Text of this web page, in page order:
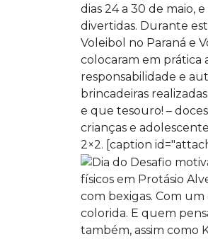
dias 24 a 30 de maio,
divertidas. Durante
Voleibol no Paraná e
colocaram em prática
responsabilidade e
brincadeiras
e que tesouro! –
crianças e
2×2. [caption
físicos em Protásio
com bexigas. Com
colorida. E quem
também, assim como